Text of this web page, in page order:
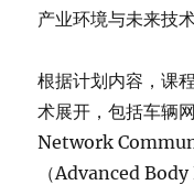
产业环境与未来技
根据计划内容，课
术展开，包括车辆
Network
（Advanced